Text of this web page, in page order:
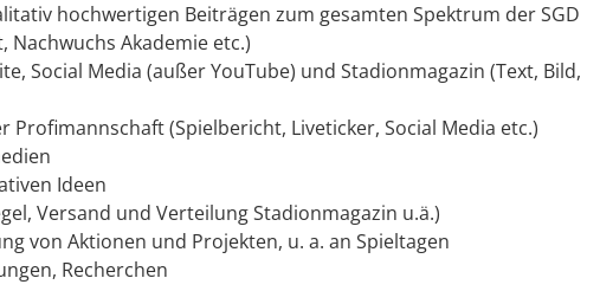
hochwertigen Beiträgen zum gesamten Spektrum der SGD
Akademie etc.)
Social Media (außer YouTube) und Stadionmagazin (Text, Bild,
(Spielbericht, Liveticker, Social Media etc.)
Ideen
Versand und Verteilung Stadionmagazin u.ä.)
von Aktionen und Projekten, u. a. an Spieltagen
Recherchen